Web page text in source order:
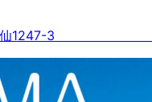
伊仙町伊仙